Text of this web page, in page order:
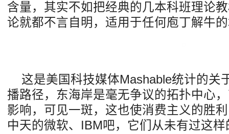
含量，其实不如把经典的几本科班理论
论就都不言自明，适用于任何庖丁解牛
这是美国科技媒体Mashable统计的关
播路径，东海岸是毫无争议的拓扑中心
影响，可见一斑，这也使消费主义的胜
中天的微软、IBM吧，它们从未有过这样